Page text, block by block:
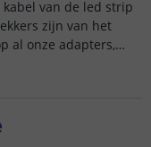
van de led strip
zijn van het
al onze adapters,